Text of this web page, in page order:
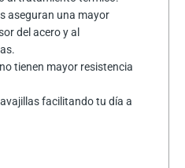
aseguran una mayor
del acero y al
tienen mayor resistencia
facilitando tu día a